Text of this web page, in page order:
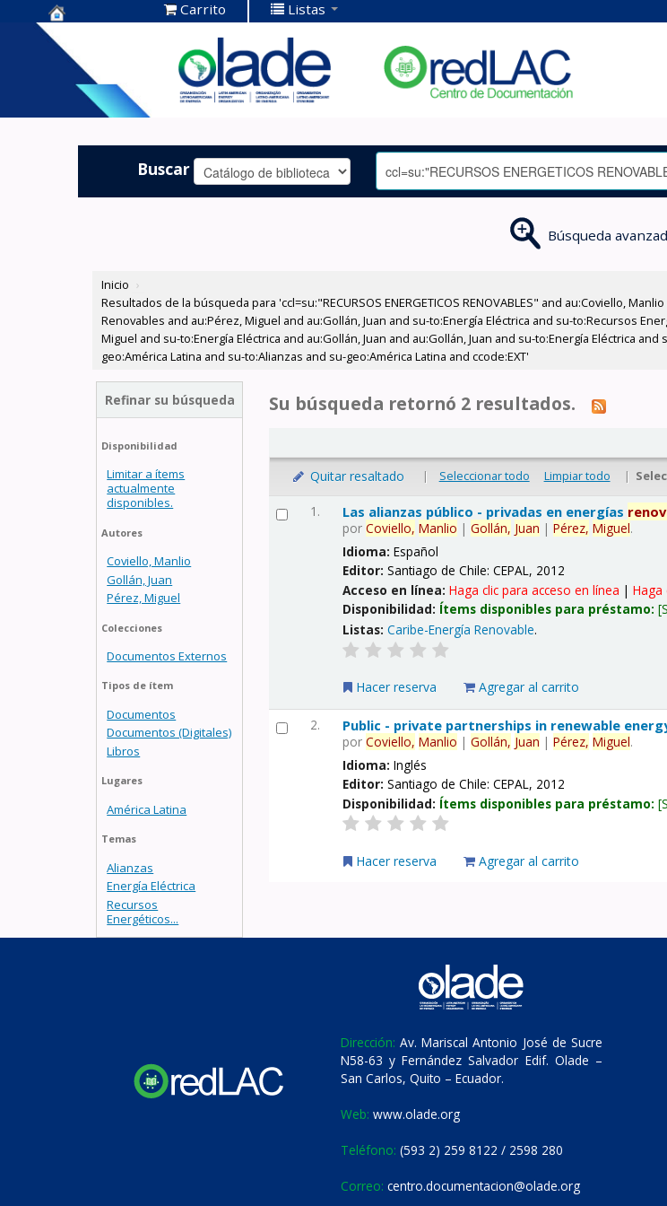
Centro de
Documentación
OLADE -
Carrito Listas
Buscar
Búsqueda
Inicio ›
Resultados de la búsqueda para 'ccl=su:"RECURSOS ENERGETICOS RENOVABLES" and au:Coviello,
Renovables and au:Pérez, Miguel and au:Gollán, Juan and su-to:Energía Eléctrica and su-to:Recursos
Miguel and su-to:Energía Eléctrica and au:Gollán, Juan and au:Gollán, Juan and su-to:Energía Eléctrica
geo:América Latina and su-to:Alianzas and su-geo:América Latina and ccode:EXT'
Refinar su búsqueda
Disponibilidad
Limitar a ítems
actualmente
disponibles.
Autores
Coviello, Manlio
Gollán, Juan
Pérez, Miguel
Colecciones
Documentos Externos
Tipos de ítem
Documentos
Documentos (Digitales)
Libros
Lugares
América Latina
Temas
Alianzas
Energía Eléctrica
Recursos
Energéticos...
Su búsqueda retornó 2 resultados.
Quitar resaltado | Seleccionar todo Limpiar todo |
1. Las alianzas público - privadas en energías
porCoviello, Manlio |Gollán, Juan |Pérez, Miguel.
Idioma:Español
Editor:Santiago de Chile: CEPAL, 2012
Acceso en línea:Haga clic para acceso en línea |Haga
Disponibilidad: Ítems disponibles para préstamo:
Listas: Caribe-Energía Renovable.
Hacer reserva Agregar al carrito
2. Public - private partnerships in renewable
porCoviello, Manlio |Gollán, Juan |Pérez, Miguel.
Idioma:Inglés
Editor:Santiago de Chile: CEPAL, 2012
Disponibilidad: Ítems disponibles para préstamo:
Hacer reserva Agregar al carrito
Dirección: Av. Mariscal Antonio José de Sucre
N58-63 y Fernández Salvador Edif. Olade –
San Carlos, Quito – Ecuador.
Web: www.olade.org
Teléfono: (593 2) 259 8122 / 2598 280
Correo: centro.documentacion@olade.org